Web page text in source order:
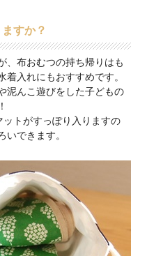
すか？
、布おむつの持ち帰りはも
入れにもおすすめです。
泥んこ遊びをした子どもの
トがすっぽり入りますの
いできます。